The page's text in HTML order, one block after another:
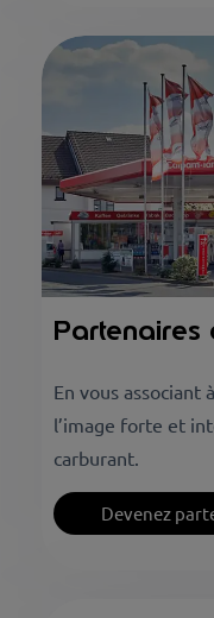
Partenaires
En vous associant
l’image forte et
carburant.
Devenez